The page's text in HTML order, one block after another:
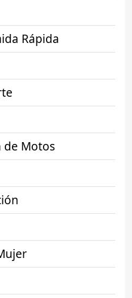
Rápida
de Motos